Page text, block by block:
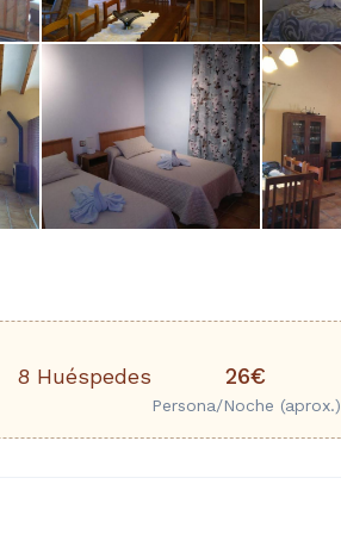
8 Huéspedes 26€
Persona/Noche (aprox.)